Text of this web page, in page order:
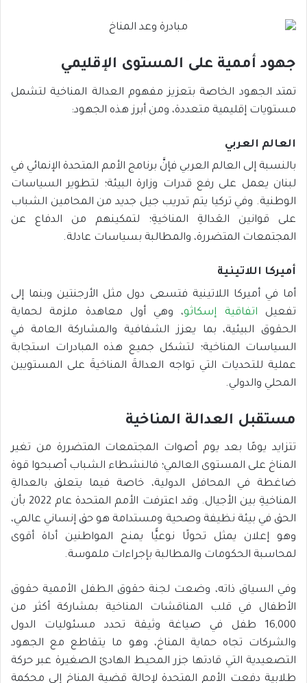
جهود أممية على المستوى الإقليمي
تمتد الجهود الخاصة بتعزيز مفهوم العدالة المناخية لتشمل
مستويات إقليمية متعددة، ومن أبرز هذه الجهود:
العالم العربي
بالنسبة إلى العالم العربي فإنَّ برنامج الأمم المتحدة الإنمائي في
لبنان يعمل على رفع قدرات وزارة البيئة؛ لتطوير السياسات
الوطنية. وفي تركيا يتم تدريب جيل جديد من المحامين الشباب
على قوانين العَدالةِ المناخيةِ؛ لتمكينهم من الدفاع عن
المجتمعات المتضررة، والمطالبة بسياسات عادلة.
أميركا اللاتينية
أما في أميركا اللاتينية فتسعى دول مثل الأرجنتين وبنما إلى
تفعيل اتفاقية إسكاثو، وهي أول معاهدة ملزمة لحماية
الحقوق البيئية، بما يعزز الشفافية والمشاركة العامة في
السياسات المناخية؛ لتشكل جميع هذه المبادرات استجابة
عملية للتحديات التي تواجه العدالةَ المناخيةَ على المستويين
المحلي والدولي.
مستقبل العدالة المناخية
تتزايد يومًا بعد يوم أصوات المجتمعات المتضررة من تغير
المناخ على المستوى العالمي؛ فالنشطاء الشباب أصبحوا قوة
ضاغطة في المحافل الدولية، خاصة فيما يتعلق بالعدالةِ
المناخيةِ بين الأجيال. وقد اعترفت الأمم المتحدة عام 2022 بأن
الحق في بيئة نظيفة وصحية ومستدامة هو حق إنساني عالمي،
وهو إعلان يمثل تحولًا نوعيًّا يمنح المواطنين أداة أقوى
لمحاسبة الحكومات والمطالبة بإجراءات ملموسة.
وفي السياق ذاته، وضعت لجنة حقوق الطفل الأممية حقوق
الأطفال في قلب المناقشات المناخية بمشاركة أكثر من
16,000 طفل في صياغة وثيقة تحدد مسئوليات الدول
والشركات تجاه حماية المناخ، وهو ما يتقاطع مع الجهود
التصعيدية التي قادتها جزر المحيط الهادئ الصغيرة عبر حركة
طلابية دفعت الأمم المتحدة لإحالة قضية المناخ إلى محكمة